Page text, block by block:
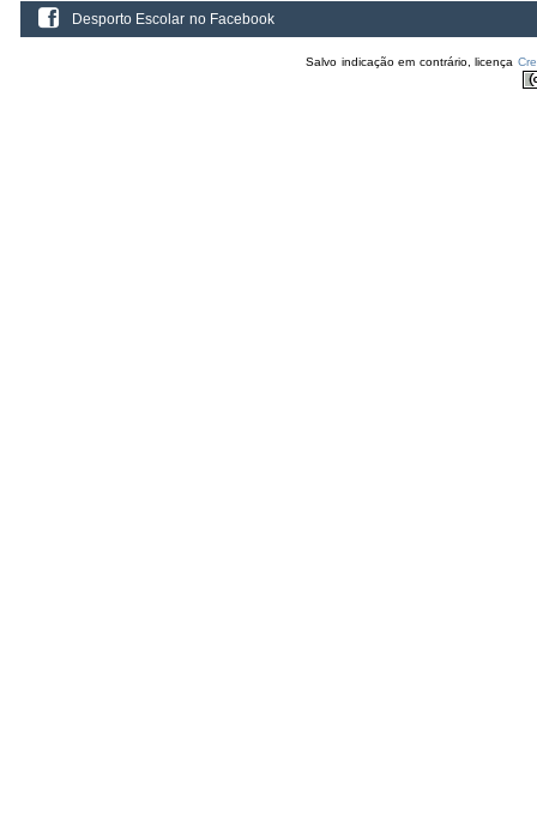
Desporto Escolar no Facebook
Salvo indicação em contrário, licença